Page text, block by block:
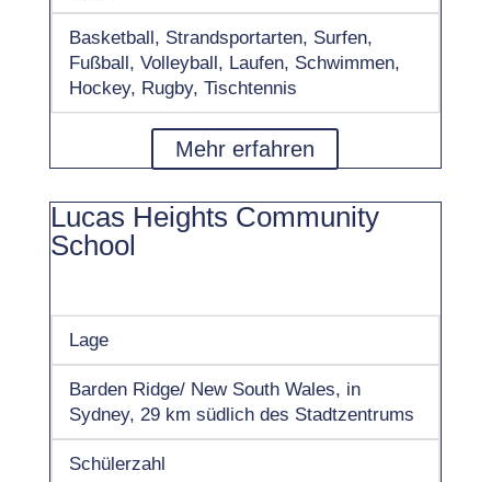
Basketball, Strandsportarten, Surfen,
Fußball, Volleyball, Laufen, Schwimmen,
Hockey, Rugby, Tischtennis
Mehr erfahren
Lucas Heights Community
School
Lage
Barden Ridge/ New South Wales, in
Sydney, 29 km südlich des Stadtzentrums
Schülerzahl